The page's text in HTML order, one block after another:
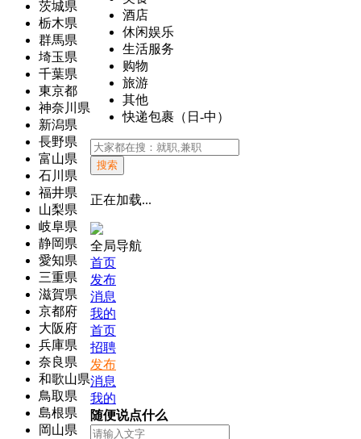
茨城県
栃木県
群馬県
埼玉県
千葉県
東京都
神奈川県
新潟県
長野県
富山県
石川県
福井県
山梨県
岐阜県
静岡県
愛知県
三重県
滋賀県
京都府
大阪府
兵庫県
奈良県
和歌山県
鳥取県
島根県
岡山県
酒店
休闲娱乐
生活服务
购物
旅游
其他
快递包裹（日-中）
搜索
正在加载...
全局导航
首页
发布
消息
我的
首页
招聘
发布
消息
我的
随便说点什么